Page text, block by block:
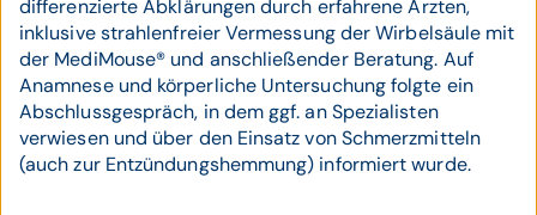
differenzierte Abklärungen durch erfahrene Ärzten,
inklusive strahlenfreier Vermessung der Wirbelsäule mit
der MediMouse® und anschließender Beratung. Auf
Anamnese und körperliche Untersuchung folgte ein
Abschlussgespräch, in dem ggf. an Spezialisten
verwiesen und über den Einsatz von Schmerzmitteln
(auch zur Entzündungshemmung) informiert wurde.